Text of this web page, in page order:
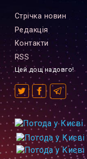
Стрiчка новин
Редакцiя
Контакти
RSS
Цей дощ надовго!